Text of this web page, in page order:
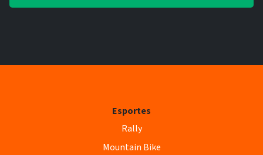
Esportes
Rally
Mountain Bike